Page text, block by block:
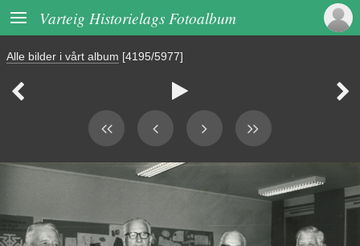
 Varteig Historielags Fotoalbum
Alle bilder i vårt album [4195/5977]
  